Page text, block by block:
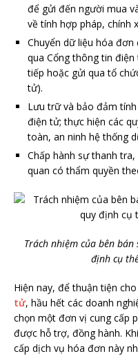
để gửi đến người mua
về tính hợp pháp, chính
Chuyển dữ liệu hóa
qua Cổng thông tin
tiếp hoặc gửi qua tổ
tử).
Lưu trữ và bảo đảm
điện tử; thực hiện các
toàn, an ninh hệ thống
Chấp hành sự thanh
quan có thẩm quyền
Trách nhiệm của bên
định cụ
Hiện nay, để thuận tiện
tử, hầu hết các doanh
chọn một đơn vị cung cấp
được hỗ trợ, đồng hành.
cấp dịch vụ hóa đơn này